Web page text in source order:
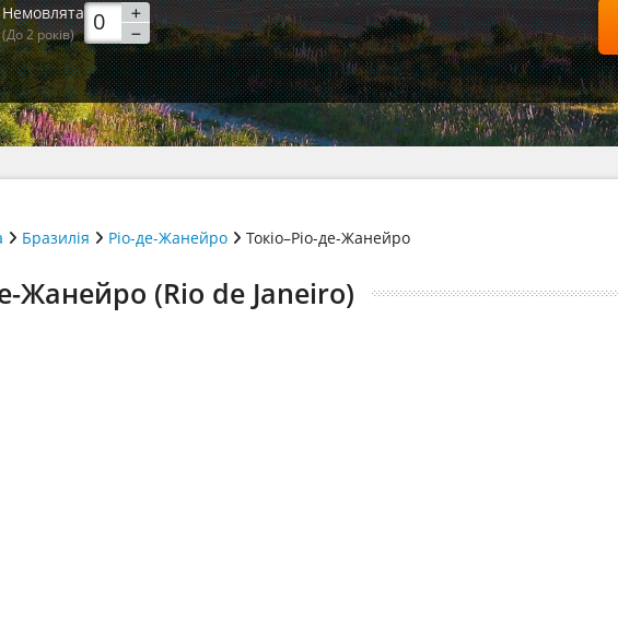
Немовлята
(До 2 років)
Бразилія Ріо-де-Жанейро Токіо–Ріо-де-Жанейро
Жанейро (Rio de Janeiro)